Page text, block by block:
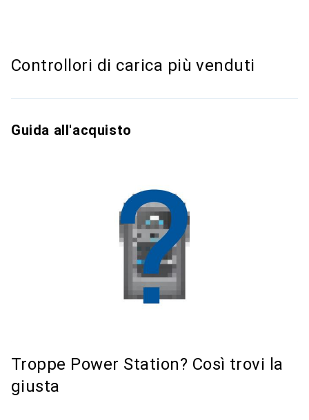
Controllori di carica più venduti
Guida all'acquisto
Troppe Power Station? Così trovi la
giusta